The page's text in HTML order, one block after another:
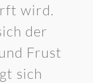
wird.
der
Frust
sich